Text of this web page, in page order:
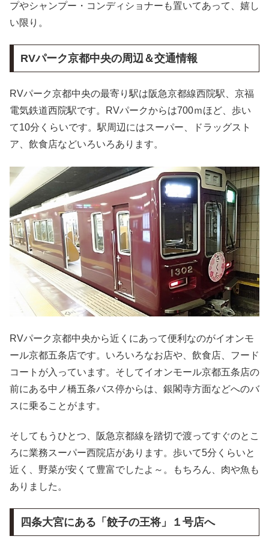
プやシャンプー・コンディショナーも置いてあって、嬉し
い限り。
RVパーク京都中央の周辺＆交通情報
RVパーク京都中央の最寄り駅は阪急京都線西院駅、京福
電気鉄道西院駅です。RVパークからは700ｍほど、歩い
て10分くらいです。駅周辺にはスーパー、ドラッグスト
ア、飲食店などいろいろあります。
RVパーク京都中央から近くにあって便利なのがイオンモ
ール京都五条店です。いろいろなお店や、飲食店、フード
コートが入っています。そしてイオンモール京都五条店の
前にある中ノ橋五条バス停からは、銀閣寺方面などへのバ
スに乗ることがます。
そしてもうひとつ、阪急京都線を踏切で渡ってすぐのとこ
ろに業務スーパー西院店があります。歩いて5分くらいと
近く、野菜が安くて豊富でしたよ～。もちろん、肉や魚も
ありました。
四条大宮にある「餃子の王将」１号店へ